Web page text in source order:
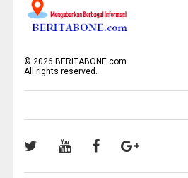
©2026 BERITABONE.com
All rights reserved.